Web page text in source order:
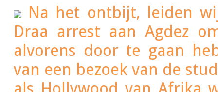
Na het ontbijt, leiden
Draa arrest aan Agdez
alvorens door te gaan
van een bezoek van de